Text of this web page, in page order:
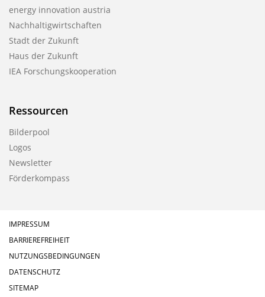
energy innovation austria
Nachhaltigwirtschaften
Stadt der Zukunft
Haus der Zukunft
IEA Forschungskooperation
Ressourcen
Bilderpool
Logos
Newsletter
Förderkompass
IMPRESSUM
BARRIEREFREIHEIT
NUTZUNGSBEDINGUNGEN
DATENSCHUTZ
SITEMAP